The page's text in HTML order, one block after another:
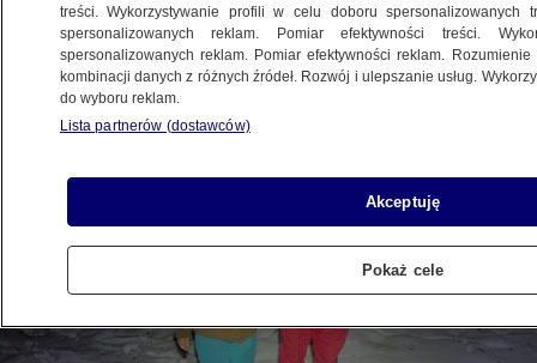
21.12.2022, 15:08
Udostępnij
treści. Wykorzystywanie profili w celu doboru spersonalizowanych
spersonalizowanych reklam. Pomiar efektywności treści.
spersonalizowanych reklam. Pomiar efektywności reklam.
kombinacji danych z różnych źródeł. Rozwój i ulepszanie usług.
do wyboru reklam.
Lista partnerów (dostawców)
Akceptuję
Pokaż cele